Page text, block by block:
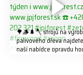
🌳🪵🌲🪓 strojů na
palivového dřeva
naší nabídce opravdu